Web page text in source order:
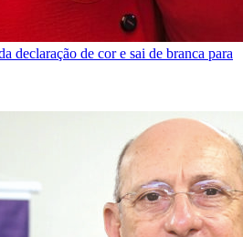
declaração de cor e sai de branca para